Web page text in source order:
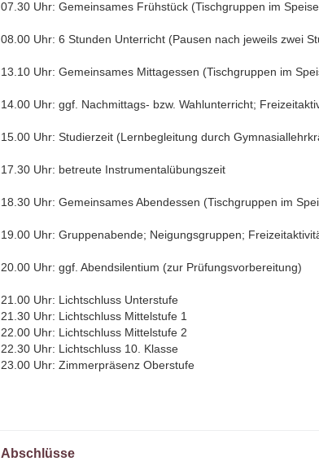
07.30 Uhr: Gemeinsames Frühstück (Tischgruppen im
08.00 Uhr: 6 Stunden Unterricht (Pausen nach jeweils zwei
13.10 Uhr: Gemeinsames Mittagessen (Tischgruppen im
14.00 Uhr: ggf. Nachmittags- bzw. Wahlunterricht;
15.00 Uhr: Studierzeit (Lernbegleitung durch
17.30 Uhr: betreute Instrumentalübungszeit
18.30 Uhr: Gemeinsames Abendessen (Tischgruppen im
19.00 Uhr: Gruppenabende; Neigungsgruppen;
20.00 Uhr: ggf. Abendsilentium (zur Prüfungsvorbereitung)
21.00 Uhr: Lichtschluss Unterstufe
21.30 Uhr: Lichtschluss Mittelstufe 1
22.00 Uhr: Lichtschluss Mittelstufe 2
22.30 Uhr: Lichtschluss 10. Klasse
23.00 Uhr: Zimmerpräsenz Oberstufe
Abschlüsse